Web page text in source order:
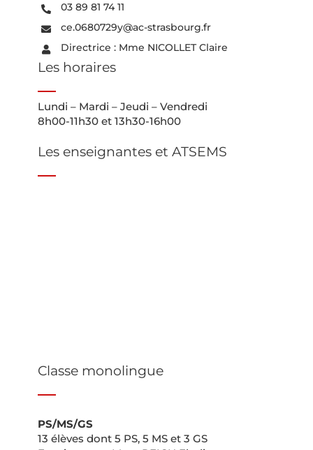
03 89 81 74 11
ce.0680729y@ac-strasbourg.fr
Directrice : Mme NICOLLET Claire
Les horaires
Lundi – Mardi – Jeudi – Vendredi
8h00-11h30 et 13h30-16h00
Les enseignantes et ATSEMS
Classe monolingue
PS/MS/GS
13 élèves dont 5 PS, 5 MS et 3 GS